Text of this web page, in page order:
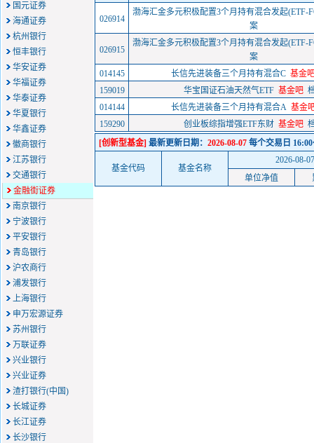
国元证券
海通证券
杭州银行
恒丰银行
华安证券
华福证券
华泰证券
华夏银行
华鑫证券
徽商银行
江苏银行
交通银行
金融街证券
南京银行
宁波银行
平安银行
青岛银行
沪农商行
浦发银行
上海银行
申万宏源证券
苏州银行
万联证券
兴业银行
兴业证券
渣打银行(中国)
长城证券
长江证券
长沙银行
026914
渤海汇金多元积极配置3个月持有混合发起(ETF-
案
026915
渤海汇金多元积极配置3个月持有混合发起(ETF-
案
014145
长信先进装备三个月持有混合C 基金
159019
华宝国证石油天然气ETF 基金吧
014144
长信先进装备三个月持有混合A 基金
159290
创业板综指增强ETF东财 基金吧
[创新型基金] 最新更新日期： 2026-08-07 每个交易日
基金代码 基金名称
2026-08-07
单位净值